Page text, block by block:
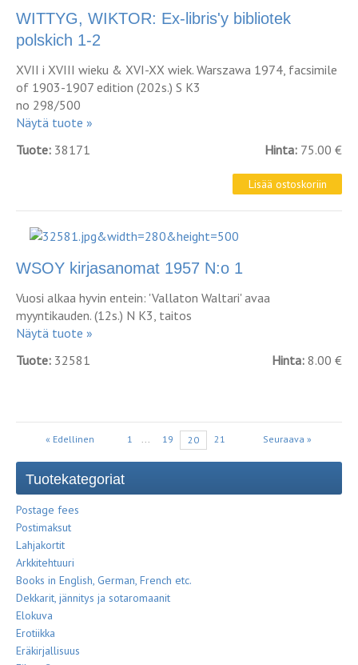
WITTYG, WIKTOR: Ex-libris'y bibliotek
polskich 1-2
XVII i XVIII wieku & XVI-XX wiek. Warszawa 1974, facsimile
of 1903-1907 edition (202s.) S K3
no 298/500
Näytä tuote »
Tuote: 38171 Hinta: 75.00 €
WSOY kirjasanomat 1957 N:o 1
Vuosi alkaa hyvin entein: 'Vallaton Waltari' avaa
myyntikauden. (12s.) N K3, taitos
Näytä tuote »
Tuote: 32581 Hinta: 8.00 €
« Edellinen 1 ... 19 20 21 Seuraava »
Tuotekategoriat
Postage fees
Postimaksut
Lahjakortit
Arkkitehtuuri
Books in English, German, French etc.
Dekkarit, jännitys ja sotaromaanit
Elokuva
Erotiikka
Eräkirjallisuus